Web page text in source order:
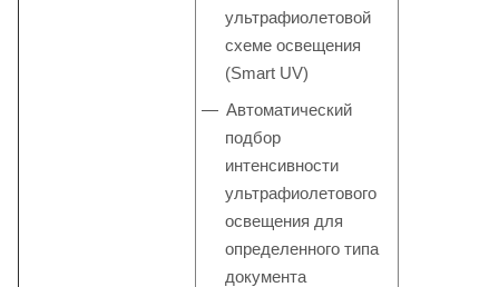
ультрафиолетовой
схеме освещения
(Smart UV)
Автоматический
подбор
интенсивности
ультрафиолетового
освещения для
определенного типа
документа